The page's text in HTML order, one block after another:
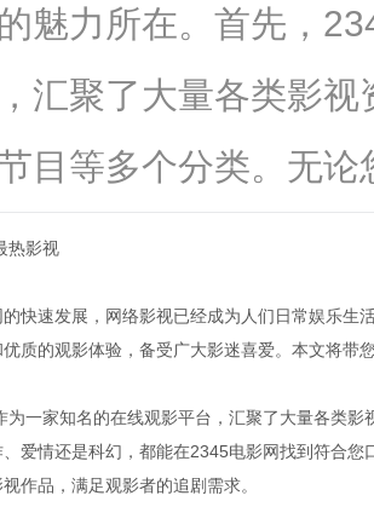
魅力所在。首先，
汇聚了大量各类影
目等多个分类。无论
热影视
快速发展，网络影视已经成为人们日常娱乐
质的观影体验，备受广大影迷喜爱。本文将
为一家知名的在线观影平台，汇聚了大量各类
爱情还是科幻，都能在2345电影网找到符合
作品，满足观影者的追剧需求。